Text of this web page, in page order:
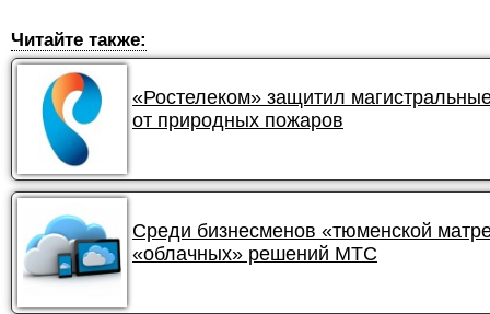
Читайте также:
«Ростелеком» защитил
от природных пожаров
Среди бизнесменов «тюменской
«облачных» решений МТС